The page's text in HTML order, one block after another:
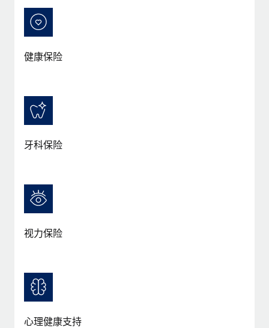
咨询专家
获得全球人力资源与合规方面的专家帮助
简化候选人筛选流程
防范合规风险
在全球范围内配置和跟踪 IT 设备
快速建立合规实体
人员调配与搬迁
集成与人工智能自动化咨询
At a glance Discover the evolution of TheyDo, a pioneering
journey management platform that has...
了解更多
Reverse Tech's strategic partnership with
Remote for contractor management and
Reverse Tech at a glance Health and wellness startup,
洞察中心
获得支持
查看全部资源
博客
EOR compliance
了解更多
Most teams hear "payroll implementation" and picture a
six-month project with a dedicated team....
健康保险
牙科保险
视力保险
心理健康支持